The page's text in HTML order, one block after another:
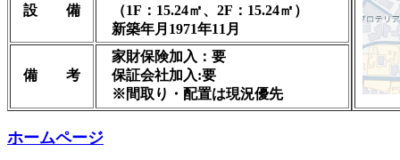
設 備
（1F：15.24㎡、2F：15.24㎡）
新築年月1971年11月
備 考
家財保険加入：要
保証会社加入:要
※間取り・配置は現況優先
ホームページ